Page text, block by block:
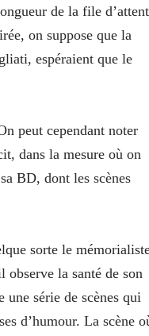
de la file
on suppose que la
espéraient que le
peut cependant noter
dans la mesure où on
BD, dont les scènes
sorte le
la santé de son
une série de scènes qui
d’humour. La scène